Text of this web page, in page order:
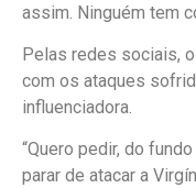
assim. Ninguém tem
Pelas redes sociais,
com os ataques
influenciadora.
“Quero pedir, do
parar de atacar a